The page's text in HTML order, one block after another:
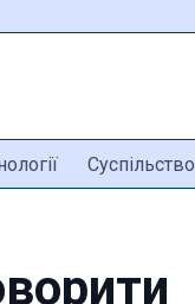
Суспільство